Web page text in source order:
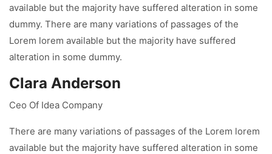
available but the majority have suffered alteration in some
dummy. There are many variations of passages of the
Lorem lorem available but the majority have suffered
alteration in some dummy.
Clara Anderson
Ceo Of Idea Company
There are many variations of passages of the Lorem lorem
available but the majority have suffered alteration in some